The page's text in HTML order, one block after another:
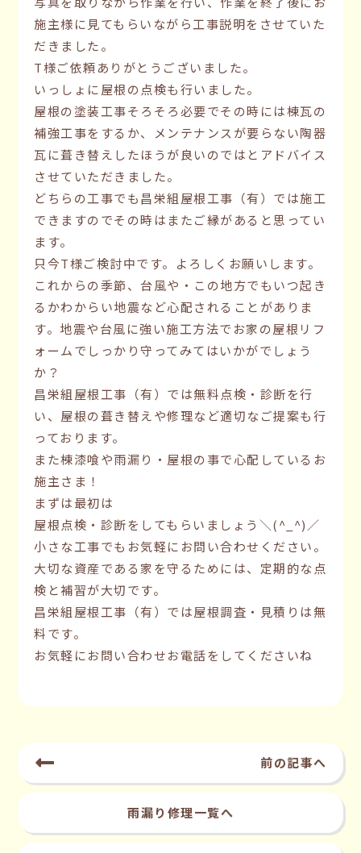
施主様に見てもらいながら工事説明をさせていた
だきました。
T様ご依頼ありがとうございました。
いっしょに屋根の点検も行いました。
屋根の塗装工事そろそろ必要でその時には棟瓦の
補強工事をするか、メンテナンスが要らない陶器
瓦に葺き替えしたほうが良いのではとアドバイス
させていただきました。
どちらの工事でも昌栄組屋根工事（有）では施工
できますのでその時はまたご縁があると思ってい
ます。
只今T様ご検討中です。よろしくお願いします。
これからの季節、台風や・この地方でもいつ起き
るかわからい地震など心配されることがありま
す。地震や台風に強い施工方法でお家の屋根リフ
ォームでしっかり守ってみてはいかがでしょう
か？
昌栄組屋根工事（有）では無料点検・診断を行
い、屋根の葺き替えや修理など適切なご提案も行
っております。
また棟漆喰や雨漏り・屋根の事で心配しているお
施主さま！
まずは最初は
屋根点検・診断をしてもらいましょう＼(^_^)／
小さな工事でもお気軽にお問い合わせください。
大切な資産である家を守るためには、定期的な点
検と補習が大切です。
昌栄組屋根工事（有）では屋根調査・見積りは無
料です。
お気軽にお問い合わせお電話をしてくださいね
前の記事へ
雨漏り修理一覧へ